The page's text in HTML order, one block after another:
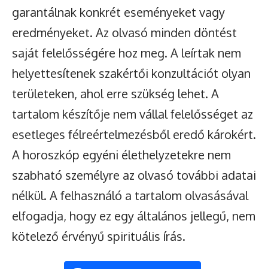
garantálnak konkrét eseményeket vagy
eredményeket. Az olvasó minden döntést
saját felelősségére hoz meg. A leírtak nem
helyettesítenek szakértői konzultációt olyan
területeken, ahol erre szükség lehet. A
tartalom készítője nem vállal felelősséget az
esetleges félreértelmezésből eredő károkért.
A horoszkóp egyéni élethelyzetekre nem
szabható személyre az olvasó további adatai
nélkül. A felhasználó a tartalom olvasásával
elfogadja, hogy ez egy általános jellegű, nem
kötelező érvényű spirituális írás.